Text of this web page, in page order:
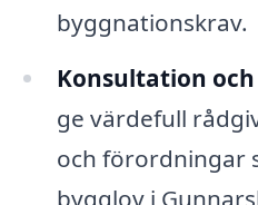
byggnationskrav.
Konsultation
ge värdefull
och förordningar
bygglov i